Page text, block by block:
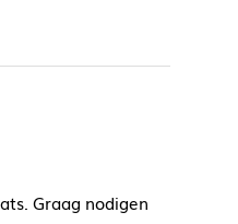
Graag nodigen